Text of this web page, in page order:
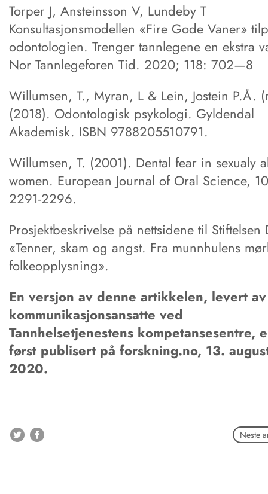
Torper J, Ansteinsson V, Lundeby T
Konsultasjonsmodellen «Fire Gode Vaner»
odontologien. Trenger tannlegene en ekstra
Nor Tannlegeforen Tid. 2020; 118: 702—8
Willumsen, T., Myran, L & Lein, Jostein P.Å.
(2018). Odontologisk psykologi. Gyldendal
Akademisk. ISBN 9788205510791.
Willumsen, T. (2001). Dental fear in sexualy
women. European Journal of Oral Science,
2291-2296.
Prosjektbeskrivelse på nettsidene til Stiftelsen
«Tenner, skam og angst. Fra munnhulens
folkeopplysning».
En versjon av denne artikkelen, levert av
kommunikasjonsansatte ved
Tannhelsetjenestens kompetansesentre,
først publisert på forskning.no, 13.
2020.
Neste